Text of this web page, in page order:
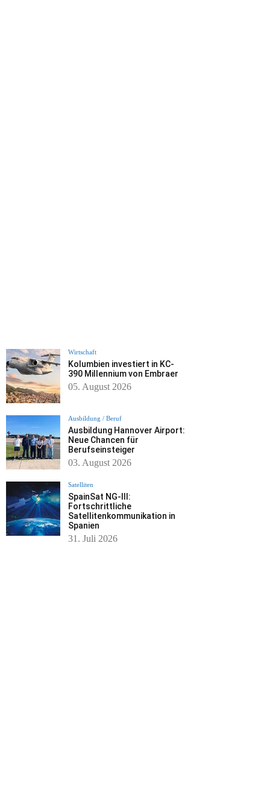
Wirtschaft
Kolumbien investiert in KC-
390 Millennium von Embraer
05. August 2026
Ausbildung / Beruf
Ausbildung Hannover Airport:
Neue Chancen für
Berufseinsteiger
03. August 2026
Satelliten
SpainSat NG-III:
Fortschrittliche
Satellitenkommunikation in
Spanien
31. Juli 2026